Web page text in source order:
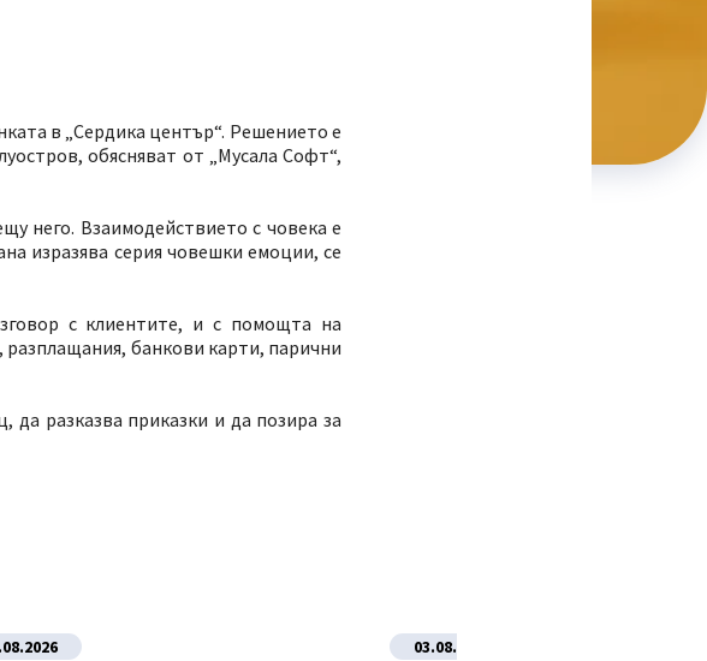
в „Сердика център“. Решението е
обясняват от „Мусала Софт“,
него. Взаимодействието с човека е
изразява серия човешки емоции, се
с клиентите, и с помощта на
разплащания, банкови карти, парични
да разказва приказки и да позира за
03.08.2026